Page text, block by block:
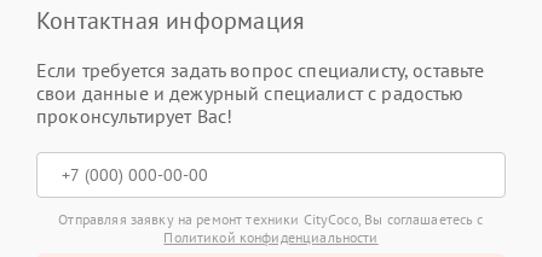
Контактная информация
Если требуется задать вопрос специалисту, оставьте
свои данные и дежурный специалист с радостью
проконсультирует Вас!
Отправляя заявку на ремонт техники CityCoco, Вы соглашаетесь с
Политикой конфиденциальности